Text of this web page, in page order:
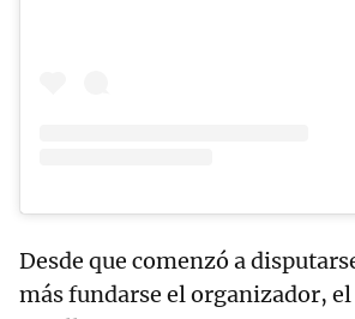
Desde que comenzó a
más fundarse el organizador,